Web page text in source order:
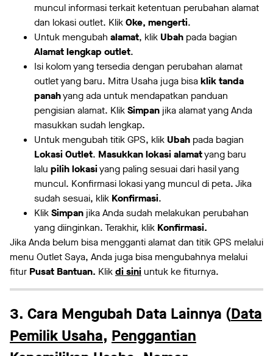
muncul informasi terkait ketentuan perubahan alamat
dan lokasi outlet. KlikOke, mengerti.
Untuk mengubah alamat, klik Ubah pada bagian
Alamat lengkap outlet.
Isi kolom yang tersedia dengan perubahan alamat
outlet yang baru. Mitra Usaha juga bisaklik tanda
panahyang ada untuk mendapatkan panduan
pengisian alamat. KlikSimpan jika alamat yang Anda
masukkan sudah lengkap.
Untuk mengubah titik GPS, klik Ubah pada bagian
Lokasi Outlet. Masukkan lokasi alamatyang baru
lalu pilih lokasiyang paling sesuai dari hasil yang
muncul. Konfirmasi lokasi yang muncul di peta. Jika
sudah sesuai, klik Konfirmasi.
KlikSimpan jika Anda sudah melakukan perubahan
yang diinginkan. Terakhir, klik Konfirmasi.
Jika Anda belum bisa mengganti alamat dan titik GPS melalui
menu Outlet Saya, Anda juga bisa mengubahnya melalui
fitur Pusat Bantuan. Klikdi siniuntuk ke fiturnya.
3. Cara Mengubah Data Lainnya (Data
Pemilik Usaha, Penggantian